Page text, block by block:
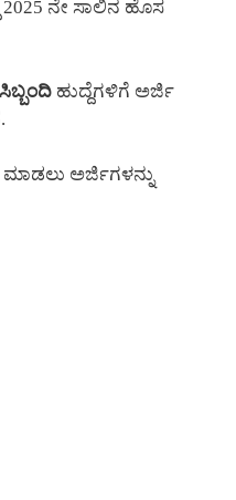
2025 ನೇ ಸಾಲಿನ ಹೊಸ
ಹುದ್ದೆಗಳಿಗೆ ಅರ್ಜಿ
ಅರ್ಜಿಗಳನ್ನು